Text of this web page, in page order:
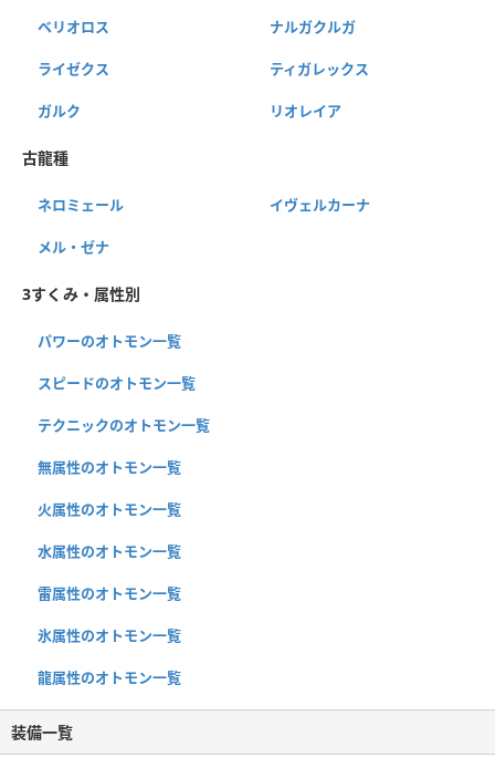
ベリオロス ナルガクルガ
ライゼクス ティガレックス
ガルク リオレイア
古龍種
ネロミェール イヴェルカーナ
メル・ゼナ
3すくみ・属性別
パワーのオトモン一覧
スピードのオトモン一覧
テクニックのオトモン一覧
無属性のオトモン一覧
火属性のオトモン一覧
水属性のオトモン一覧
雷属性のオトモン一覧
氷属性のオトモン一覧
龍属性のオトモン一覧
装備一覧